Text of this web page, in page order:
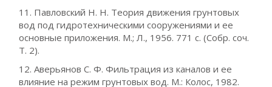
11. Павловский Н. Н. Теория движения грунтовых
вод под гидротехническими сооружениями и ее
основные приложения. М.; Л., 1956. 771 с. (Собр. соч.
Т. 2).
12. Аверьянов С. Ф. Фильтрация из каналов и ее
влияние на режим грунтовых вод. М.: Колос, 1982.